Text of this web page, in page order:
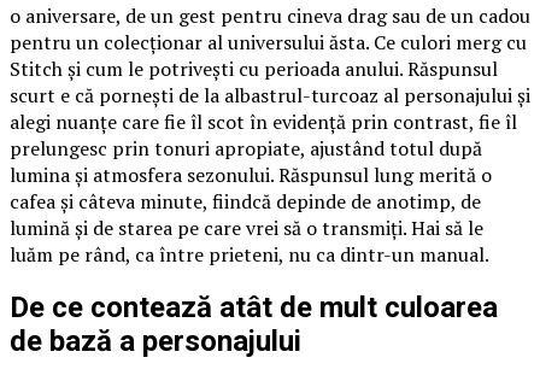
o aniversare, de un gest pentru cineva drag sau de un cadou
pentru un colecționar al universului ăsta. Ce culori merg cu
Stitch și cum le potrivești cu perioada anului. Răspunsul
scurt e că pornești de la albastrul-turcoaz al personajului și
alegi nuanțe care fie îl scot în evidență prin contrast, fie îl
prelungesc prin tonuri apropiate, ajustând totul după
lumina și atmosfera sezonului. Răspunsul lung merită o
cafea și câteva minute, fiindcă depinde de anotimp, de
lumină și de starea pe care vrei să o transmiți. Hai să le
luăm pe rând, ca între prieteni, nu ca dintr-un manual.
De ce contează atât de mult culoarea
de bază a personajului